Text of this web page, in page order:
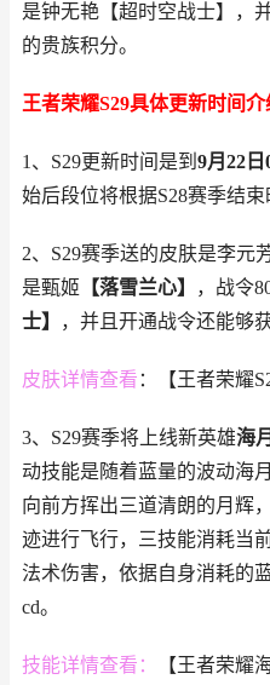
是钟无艳【超时空战士】，
的贵族积分。
王者荣耀S29具体更新时间介
1、S29更新时间是到 9月22日
始后段位将根据S28赛季结束
2、S29赛季送的皮肤是李元
是甄姬 【落雪兰心】 ，战令
士】
，并且开通战令还能够
皮肤详情查看 ：【王者荣耀
3、S29赛季将上线新英雄海月
动技能是随着蓝量的波动海
向前方挥出三道清朗的月辉
迹进行飞行，三技能消耗当
法术伤害，依据自身消耗的
cd。
技能详情查看： 【王者荣耀